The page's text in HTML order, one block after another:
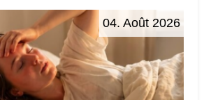
04. Août 2026